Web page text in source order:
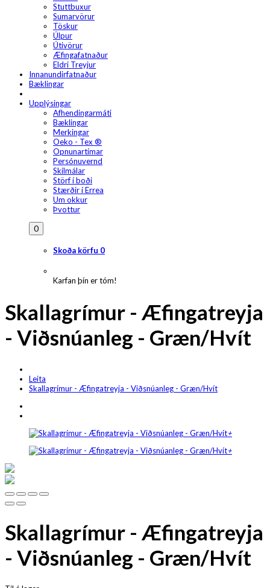
Stuttbuxur
Sumarvörur
Töskur
Úlpur
Útivörur
Æfingafatnaður
Eldri Treyjur
Innanundirfatnaður
Bæklingar
Upplýsingar
Afhendingarmáti
Bæklingar
Merkingar
Oeko - Tex ®
Opnunartímar
Persónuvernd
Skilmálar
Störf í boði
Stærðir í Errea
Um okkur
Þvottur
0
Skoða körfu 0
Karfan þín er tóm!
Skallagrímur - Æfingatreyja
- Viðsnúanleg - Græn/Hvít
Leita
Skallagrímur - Æfingatreyja - Viðsnúanleg - Græn/Hvít
+
+
Skallagrímur - Æfingatreyja
- Viðsnúanleg - Græn/Hvít